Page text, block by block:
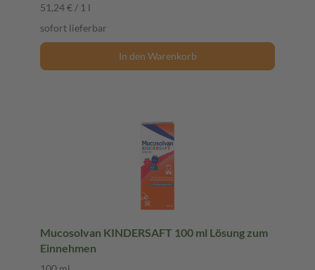
51,24 € / 1 l
sofort lieferbar
In den Warenkorb
Mucosolvan KINDERSAFT 100 ml Lösung zum
Einnehmen